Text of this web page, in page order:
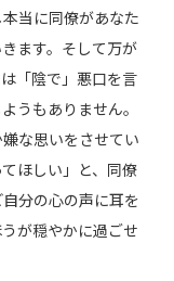
当に同僚があなた
ます。そして万が
「陰で」悪口を言
うもありません。
な思いをさせてい
ほしい」と、同僚
分の心の声に耳を
が穏やかに過ごせ